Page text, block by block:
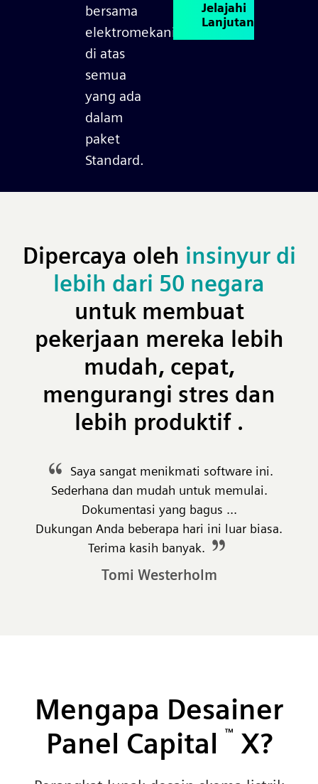
bersama
elektromekanik
di atas
semua
yang ada
dalam
paket
Standard.
Jelajahi
Lanjutan
Dipercaya oleh insinyur di
lebih dari 50 negara
untuk membuat
pekerjaan mereka lebih
mudah, cepat,
mengurangi stres dan
lebih produktif .
Saya sangat menikmati software ini.
Sederhana dan mudah untuk memulai.
Dokumentasi yang bagus ...
Dukungan Anda beberapa hari ini luar biasa.
Terima kasih banyak.
Tomi Westerholm
Mengapa Desainer
Panel Capital
™ X?